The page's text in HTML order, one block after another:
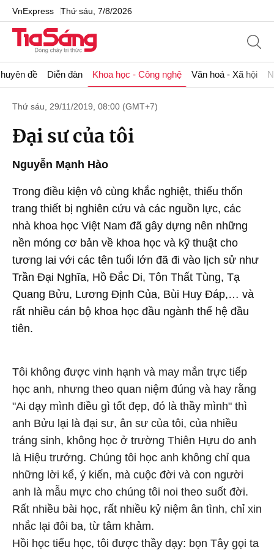
VnExpress Thứ sáu, 7/8/2026
đề Diễn đàn Khoa học - Công nghệ Văn hoá - Xã hội
Thứ sáu, 29/11/2019, 08:00 (GMT+7)
Đại sư của tôi
Nguyễn Mạnh Hào
Trong điều kiện vô cùng khắc nghiệt, thiếu thốn
trang thiết bị nghiên cứu và các nguồn lực, các
nhà khoa học Việt Nam đã gây dựng nên những
nền móng cơ bản về khoa học và kỹ thuật cho
tương lai với các tên tuổi lớn đã đi vào lịch sử như
Trần Đại Nghĩa, Hồ Đắc Di, Tôn Thất Tùng, Tạ
Quang Bửu, Lương Định Của, Bùi Huy Đáp,… và
rất nhiều cán bộ khoa học đầu ngành thế hệ đầu
tiên.
Tôi không được vinh hạnh và may mắn trực tiếp
học anh, nhưng theo quan niệm đúng và hay rằng
"Ai dạy mình điều gì tốt đẹp, đó là thầy mình" thì
anh Bửu lại là đại sư, ân sư của tôi, của nhiều
tráng sinh, không học ở trường Thiên Hựu do anh
là Hiệu trưởng. Chúng tôi học anh không chỉ qua
những lời kể, ý kiến, mà cuộc đời và con người
anh là mẫu mực cho chúng tôi noi theo suốt đời.
Rất nhiều bài học, rất nhiều kỷ niệm ân tình, chỉ xin
nhắc lại đôi ba, từ tâm khảm.
Hồi học tiểu học, tôi được thầy dạy: bọn Tây gọi ta